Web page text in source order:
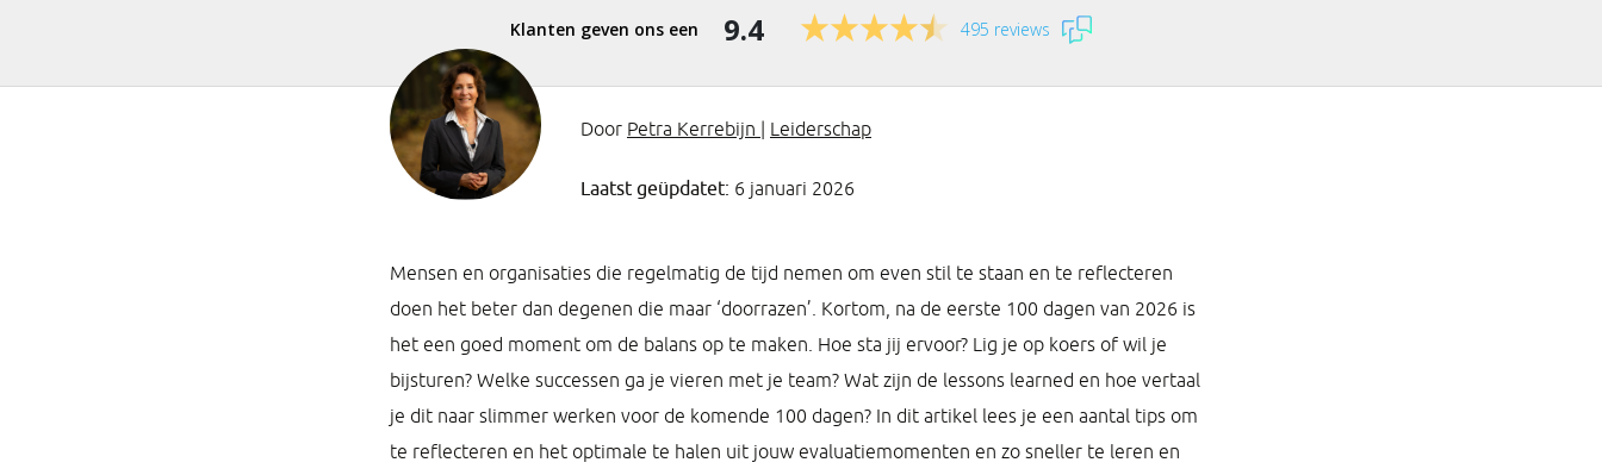
9.4 495 reviews
Door Petra Kerrebijn | Leiderschap
Laatst geüpdatet: 6 januari 2026
Mensen en organisaties die regelmatig de tijd nemen om even stil te staan en te reflecteren
doen het beter dan degenen die maar ‘doorrazen’. Kortom, na de eerste 100 dagen van 2026 is
het een goed moment om de balans op te maken. Hoe sta jij ervoor? Lig je op koers of wil je
bijsturen? Welke successen ga je vieren met je team? Wat zijn de lessons learned en hoe vertaal
je dit naar slimmer werken voor de komende 100 dagen? In dit artikel lees je een aantal tips om
te reflecteren en het optimale te halen uit jouw evaluatiemomenten en zo sneller te leren en